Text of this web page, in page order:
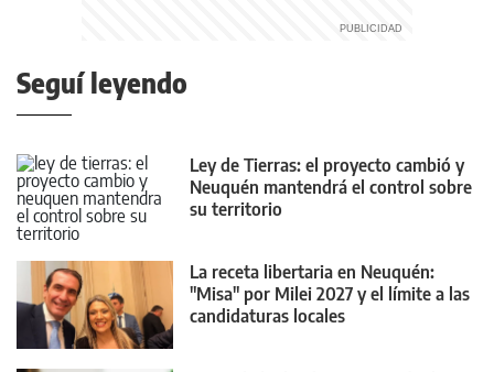
Seguí leyendo
Ley de Tierras: el proyecto cambió y
Neuquén mantendrá el control sobre
su territorio
La receta libertaria en Neuquén:
"Misa" por Milei 2027 y el límite a las
candidaturas locales